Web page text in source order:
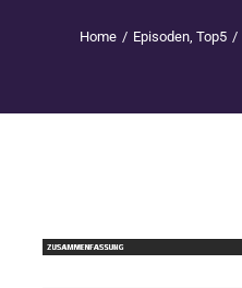
Home Episoden Top5